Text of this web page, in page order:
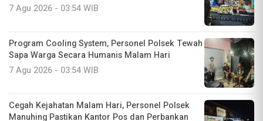
7 Agu 2026 - 03:54 WIB
Program Cooling System, Personel Polsek Tewah
Sapa Warga Secara Humanis Malam Hari
7 Agu 2026 - 03:54 WIB
Cegah Kejahatan Malam Hari, Personel Polsek
Manuhing Pastikan Kantor Pos dan Perbankan